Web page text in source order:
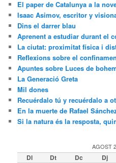
El paper de Catalunya a la
Isaac Asimov, escritor y
Dins el darrer blau
Aprenent a estudiar durant el
La ciutat: proximitat física i
Reflexions sobre el
Apuntes sobre Luces de
La Generació Greta
Mil dones
Recuérdalo tú y recuérdalo a
En la muerte de Rafael
Si la natura és la resposta,
AGOST
Dl Dt Dc Dj